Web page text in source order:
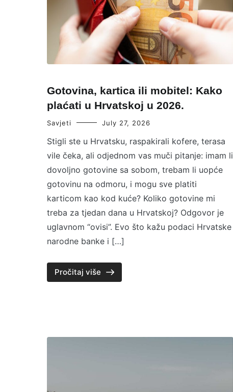
Gotovina, kartica ili mobitel: Kako
plaćati u Hrvatskoj u 2026.
Savjeti July 27, 2026
Stigli ste u Hrvatsku, raspakirali kofere, terasa
vile čeka, ali odjednom vas muči pitanje: imam li
dovoljno gotovine sa sobom, trebam li uopće
gotovinu na odmoru, i mogu sve platiti
karticom kao kod kuće? Koliko gotovine mi
treba za tjedan dana u Hrvatskoj? Odgovor je
uglavnom “ovisi”. Evo što kažu podaci Hrvatske
narodne banke i […]
Pročitaj više